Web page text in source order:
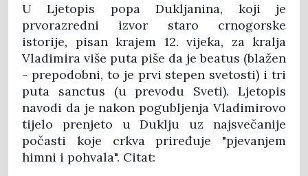
U Ljetopis popa Dukljanina, koji je
prvorazredni izvor staro crnogorske
istorije, pisan krajem 12. vijeka, za kralja
Vladimira više puta piše da je beatus (blažen
- prepodobni, to je prvi stepen svetosti) i tri
puta sanctus (u prevodu Sveti). Ljetopis
navodi da je nakon pogubljenja Vladimirovo
tijelo prenjeto u Duklju uz najsvečanije
počasti koje crkva priređuje "pjevanjem
himni i pohvala". Citat: